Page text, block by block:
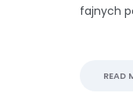
fajnych
READ